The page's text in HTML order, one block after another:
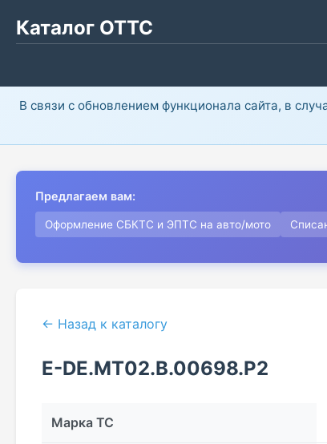
Каталог ОТТС
В связи с обновлением функционала сайта, в
Предлагаем вам:
Оформление СБКТС и ЭПТС на авто/мото
← Назад к каталогу
E-DE.МТ02.B.00698.Р2
Марка ТС